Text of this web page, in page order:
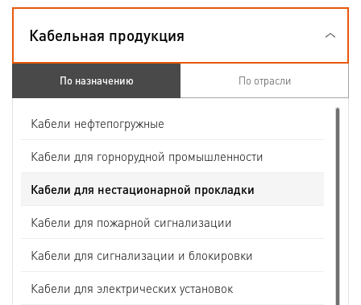
Кабельная продукция
По назначению По отрасли
Кабели нефтепогружные
Кабели для горнорудной промышленности
Кабели для нестационарной прокладки
Кабели для пожарной сигнализации
Кабели для сигнализации и блокировки
Кабели для электрических установок